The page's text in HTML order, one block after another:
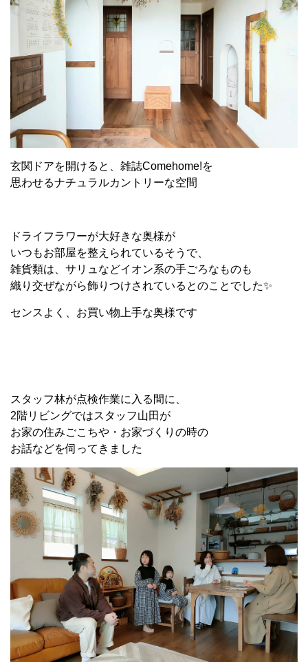
玄関ドアを開けると、雑誌Comehome!を
思わせるナチュラルカントリーな空間
ドライフラワーが大好きな奥様が
いつもお部屋を整えられているそうで、
雑貨類は、サリュなどイオン系の手ごろなものも
織り交ぜながら飾りつけされているとのことでした✨
センスよく、お買い物上手な奥様です
スタッフ林が点検作業に入る間に、
2階リビングではスタッフ山田が
お家の住みごこちや・お家づくりの時の
お話などを伺ってきました